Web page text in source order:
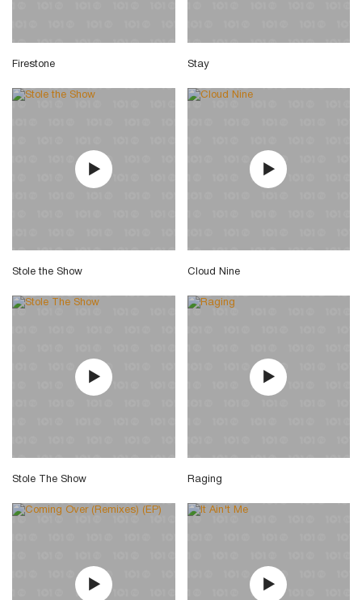
Firestone Stay
Stole the Show Cloud Nine
Stole The Show Raging